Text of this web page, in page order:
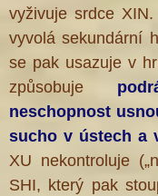
vyživuje srdce
vyvolá sekundární
se pak usazuje v
způsobuje
neschopnost
sucho v ústech a
XU nekontroluje
SHI, který pak